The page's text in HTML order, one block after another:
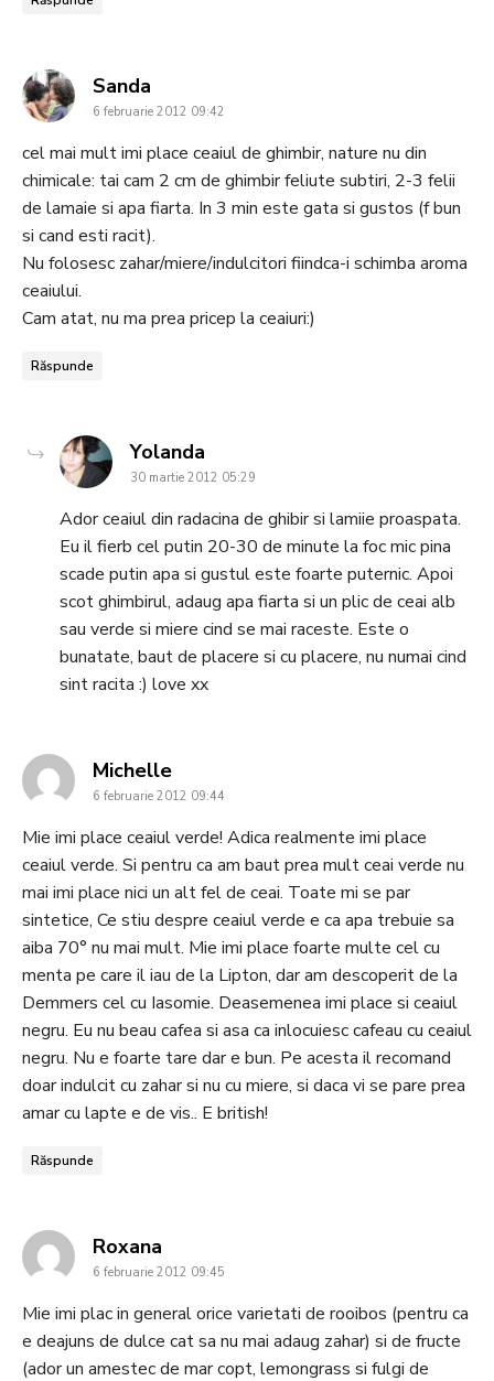
Sanda
6 februarie 2012 09:42
cel mai mult imi place ceaiul de ghimbir, nature nu din
chimicale: tai cam 2 cm de ghimbir feliute subtiri, 2-3 felii
de lamaie si apa fiarta. In 3 min este gata si gustos (f bun
si cand esti racit).
Nu folosesc zahar/miere/indulcitori fiindca-i schimba aroma
ceaiului.
Cam atat, nu ma prea pricep la ceaiuri:)
Răspunde
Yolanda
30 martie 2012 05:29
Ador ceaiul din radacina de ghibir si lamiie proaspata.
Eu il fierb cel putin 20-30 de minute la foc mic pina
scade putin apa si gustul este foarte puternic. Apoi
scot ghimbirul, adaug apa fiarta si un plic de ceai alb
sau verde si miere cind se mai raceste. Este o
bunatate, baut de placere si cu placere, nu numai cind
sint racita :) love xx
Michellesays:
6 februarie 2012 09:44
Mie imi place ceaiul verde! Adica realmente imi place
ceaiul verde. Si pentru ca am baut prea mult ceai verde nu
mai imi place nici un alt fel de ceai. Toate mi se par
sintetice, Ce stiu despre ceaiul verde e ca apa trebuie sa
aiba 70° nu mai mult. Mie imi place foarte multe cel cu
menta pe care il iau de la Lipton, dar am descoperit de la
Demmers cel cu Iasomie. Deasemenea imi place si ceaiul
negru. Eu nu beau cafea si asa ca inlocuiesc cafeau cu ceaiul
negru. Nu e foarte tare dar e bun. Pe acesta il recomand
doar indulcit cu zahar si nu cu miere, si daca vi se pare prea
amar cu lapte e de vis.. E british!
Răspunde
Roxana
6 februarie 2012 09:45
Mie imi plac in general orice varietati de rooibos (pentru ca
e deajuns de dulce cat sa nu mai adaug zahar) si de fructe
(ador un amestec de mar copt, lemongrass si fulgi de